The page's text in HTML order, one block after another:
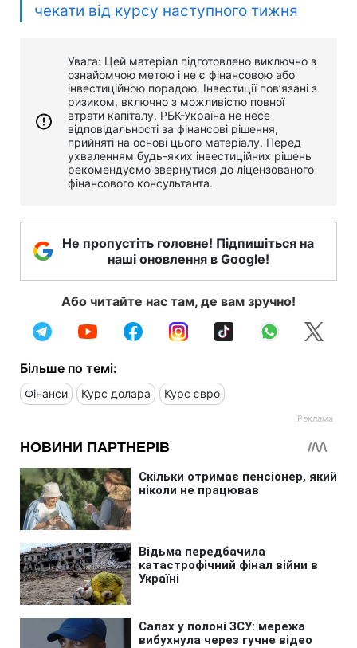
чекати від курсу наступного тижня
Увага: Цей матеріал підготовлено виключно з
ознайомчою метою і не є фінансовою або
інвестиційною порадою. Інвестиції пов’язані з
ризиком, включно з можливістю повної
втрати капіталу. РБК-Україна не несе
відповідальності за фінансові рішення,
прийняті на основі цього матеріалу. Перед
ухваленням будь-яких інвестиційних рішень
рекомендуємо звернутися до ліцензованого
фінансового консультанта.
Не пропустіть головне! Підпишіться на
наші оновлення в Google!
Або читайте нас там, де вам зручно!
Більше по темі:
Фінанси Курс долара Курс євро